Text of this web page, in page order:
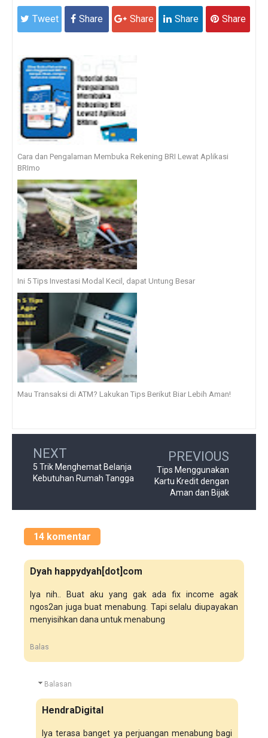
Tweet Share Share Share Share
Cara dan Pengalaman Membuka Rekening BRI Lewat Aplikasi
BRImo
Ini 5 Tips Investasi Modal Kecil, dapat Untung Besar
Mau Transaksi di ATM? Lakukan Tips Berikut Biar Lebih Aman!
NEXT
5 Trik Menghemat Belanja
Kebutuhan Rumah Tangga
PREVIOUS
Tips Menggunakan
Kartu Kredit dengan
Aman dan Bijak
14 komentar
Dyah happydyah[dot]com
Iya nih.. Buat aku yang gak ada fix income agak
ngos2an juga buat menabung. Tapi selalu diupayakan
menyisihkan dana untuk menabung
Balas
Balasan
HendraDigital
Iya terasa banget ya perjuangan menabung bagi